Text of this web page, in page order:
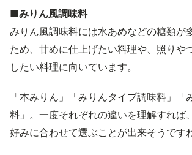
■みりん風調味料
みりん風調味料には水あめなどの糖類が
ため、甘めに仕上げたい料理や、照りや
したい料理に向いています。
「本みりん」「みりんタイプ調味料」「
料」。一度それぞれの違いを理解すれば
好みに合わせて選ぶことが出来そうです